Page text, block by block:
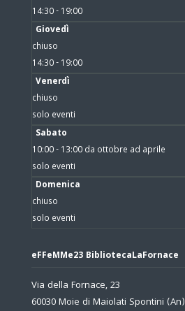
14:30 - 19:00
Giovedì
chiuso
14:30 - 19:00
Venerdì
chiuso
solo eventi
Sabato
10:00 - 13:00 da ottobre ad aprile
solo eventi
Domenica
chiuso
solo eventi
eFFeMMe23 BibliotecaLaFornace
Via della Fornace, 23
60030 Moie di Maiolati Spontini (An)